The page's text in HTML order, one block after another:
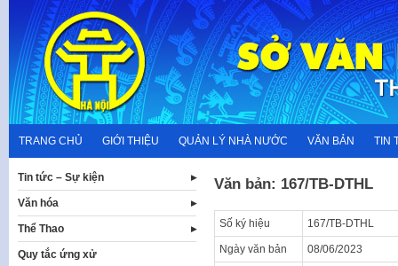
content
TRANG CHỦ GIỚI THIỆU QUẢN LÝ NHÀ NƯỚC VĂN BẢN TIN
Văn bản: 167/TB-DTHL
Số ký hiệu 167/TB-DTHL
Ngày văn bản 08/06/2023
Tin tức – Sự kiện
Văn hóa
Thể Thao
Quy tắc ứng xử